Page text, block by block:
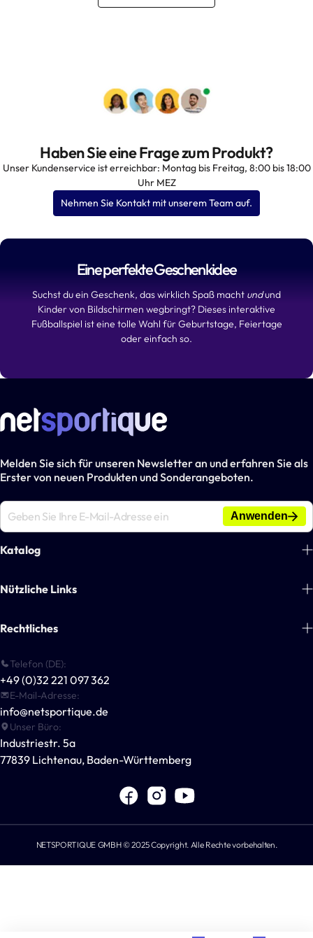
Haben Sie eine Frage zum Produkt?
Unser Kundenservice ist erreichbar: Montag bis Freitag, 8:00 bis 18:00
Uhr MEZ
Nehmen Sie Kontakt mit unserem Team auf.
Eine perfekte Geschenkidee
Suchst du ein Geschenk, das wirklich Spaß macht undund
Kinder von Bildschirmen wegbringt? Dieses interaktive
Fußballspiel ist eine tolle Wahl für Geburtstage, Feiertage
oder einfach so.
Melden Sie sich für unseren Newsletter an und erfahren Sie als
Erster von neuen Produkten und Sonderangeboten.
Anwenden
Katalog
Handball
Multisport-Ausrüstung
Outdoor-Spiele
Andere Sportarten
POWERSHOT®
Nützliche Links
Kontakt
Für Vereine & Unternehmen
Rechtliches
Zahlungsinformationen
Allgemeine Geschäftsbedingungen
Datenschutzerklärung
Versandrichtlinie
Widerrufsbelehrung
Telefon (DE):
+49 (0)32 221 097 362
E-Mail-Adresse:
info@netsportique.de
Unser Büro:
Industriestr. 5a
77839 Lichtenau, Baden-Württemberg
NETSPORTIQUE GMBH © 2025 Copyright. Alle Rechte vorbehalten.